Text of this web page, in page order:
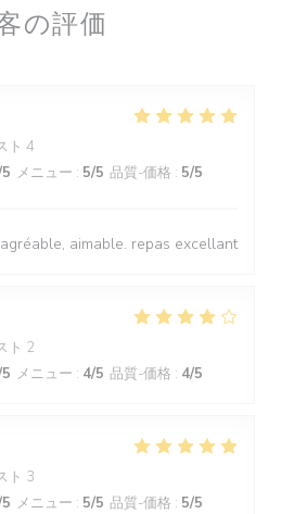
の評価
ト 4
メニュー : 5/5 品質-価格 : 5/5
aimable. repas excellant
ト 2
メニュー : 4/5 品質-価格 : 4/5
ト 3
メニュー : 5/5 品質-価格 : 5/5